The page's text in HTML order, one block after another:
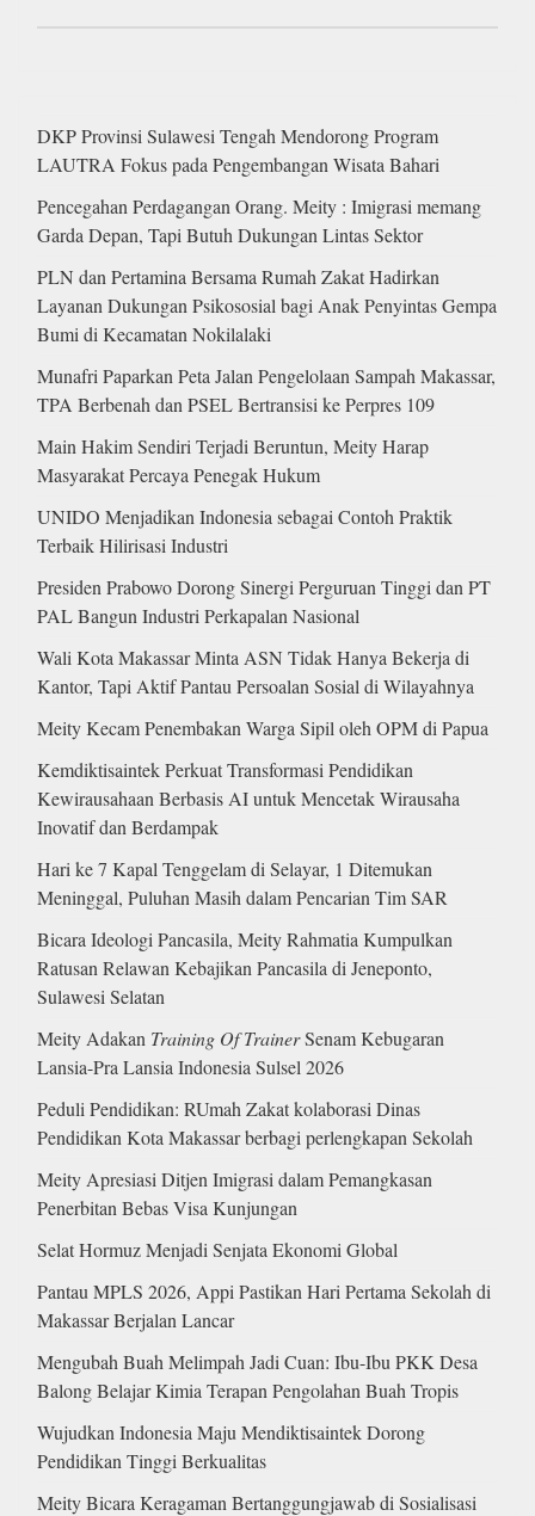
DKP Provinsi Sulawesi Tengah Mendorong Program
LAUTRA Fokus pada Pengembangan Wisata Bahari
Pencegahan Perdagangan Orang. Meity : Imigrasi memang
Garda Depan, Tapi Butuh Dukungan Lintas Sektor
PLN dan Pertamina Bersama Rumah Zakat Hadirkan
Layanan Dukungan Psikososial bagi Anak Penyintas Gempa
Bumi di Kecamatan Nokilalaki
Munafri Paparkan Peta Jalan Pengelolaan Sampah Makassar,
TPA Berbenah dan PSEL Bertransisi ke Perpres 109
Main Hakim Sendiri Terjadi Beruntun, Meity Harap
Masyarakat Percaya Penegak Hukum
UNIDO Menjadikan Indonesia sebagai Contoh Praktik
Terbaik Hilirisasi Industri
Presiden Prabowo Dorong Sinergi Perguruan Tinggi dan PT
PAL Bangun Industri Perkapalan Nasional
Wali Kota Makassar Minta ASN Tidak Hanya Bekerja di
Kantor, Tapi Aktif Pantau Persoalan Sosial di Wilayahnya
Meity Kecam Penembakan Warga Sipil oleh OPM di Papua
Kemdiktisaintek Perkuat Transformasi Pendidikan
Kewirausahaan Berbasis AI untuk Mencetak Wirausaha
Inovatif dan Berdampak
Hari ke 7 Kapal Tenggelam di Selayar, 1 Ditemukan
Meninggal, Puluhan Masih dalam Pencarian Tim SAR
Bicara Ideologi Pancasila, Meity Rahmatia Kumpulkan
Ratusan Relawan Kebajikan Pancasila di Jeneponto,
Sulawesi Selatan
Meity Adakan Training Of TrainerSenam Kebugaran
Lansia-Pra Lansia Indonesia Sulsel 2026
Peduli Pendidikan: RUmah Zakat kolaborasi Dinas
Pendidikan Kota Makassar berbagi perlengkapan Sekolah
Meity Apresiasi Ditjen Imigrasi dalam Pemangkasan
Penerbitan Bebas Visa Kunjungan
Selat Hormuz Menjadi Senjata Ekonomi Global
Pantau MPLS 2026, Appi Pastikan Hari Pertama Sekolah di
Makassar Berjalan Lancar
Mengubah Buah Melimpah Jadi Cuan: Ibu-Ibu PKK Desa
Balong Belajar Kimia Terapan Pengolahan Buah Tropis
Wujudkan Indonesia Maju Mendiktisaintek Dorong
Pendidikan Tinggi Berkualitas
Meity Bicara Keragaman Bertanggungjawab di Sosialisasi